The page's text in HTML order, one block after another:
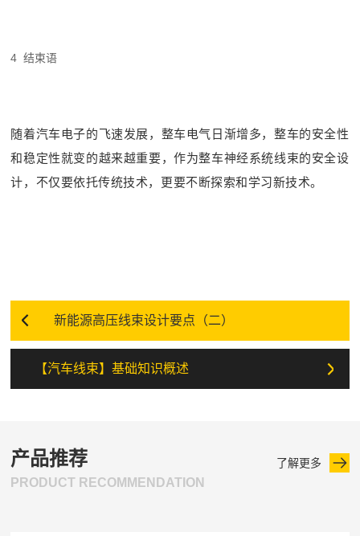
4 结束语
随着汽车电子的飞速发展，整车电气日渐增多，整车的安全性
和稳定性就变的越来越重要，作为整车神经系统线束的安全设
计，不仅要依托传统技术，更要不断探索和学习新技术。
新能源高压线束设计要点（二）
【汽车线束】基础知识概述
产品推荐
PRODUCT RECOMMENDATION
了解更多